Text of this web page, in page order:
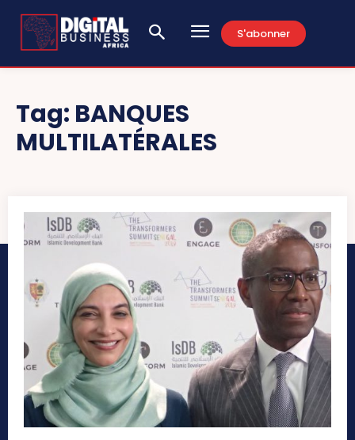
S'abonner
Tag: BANQUES
MULTILATÉRALES